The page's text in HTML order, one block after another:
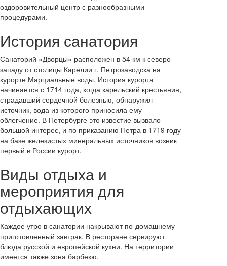
оздоровительный центр с разнообразными
процедурами.
История санатория
Санаторий «Дворцы» расположен в 54 км к северо-
западу от столицы Карелии г. Петрозаводска на
курорте Марциальные воды. История курорта
начинается с 1714 года, когда карельский крестьянин,
страдавший сердечной болезнью, обнаружил
источник, вода из которого приносила ему
облегчение. В Петербурге это известие вызвало
большой интерес, и по приказанию Петра в 1719 году
на базе железистых минеральных источников возник
первый в России курорт.
Виды отдыха и
мероприятия для
отдыхающих
Каждое утро в санатории накрывают по-домашнему
приготовленный завтрак. В ресторане сервируют
блюда русской и европейской кухни. На территории
имеется также зона барбекю.